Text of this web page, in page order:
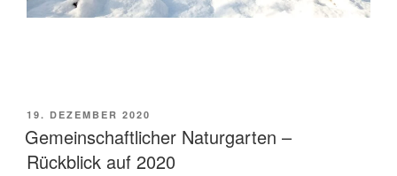
VERÖFFENTLICHT
AM
19. DEZEMBER 2020
Gemeinschaftlicher Naturgarten –
Rückblick auf 2020